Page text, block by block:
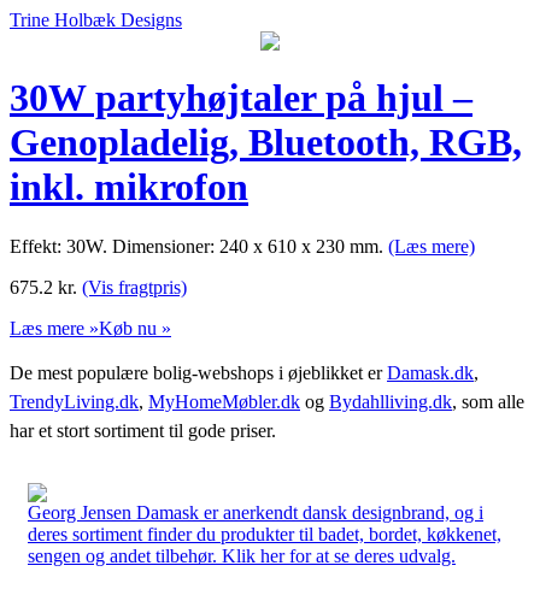
Trine Holbæk Designs
30W partyhøjtaler på hjul –
Genopladelig, Bluetooth, RGB,
inkl. mikrofon
Effekt: 30W. Dimensioner: 240 x 610 x 230 mm. (Læs mere)
675.2 kr. (Vis fragtpris)
Læs mere »Køb nu »
De mest populære bolig-webshops i øjeblikket erDamask.dk,
TrendyLiving.dk, MyHomeMøbler.dk og Bydahlliving.dk, som alle
har et stort sortiment til gode priser.
Georg Jensen Damask er anerkendt dansk designbrand, og i
deres sortiment finder du produkter til badet, bordet, køkkenet,
sengen og andet tilbehør. Klik her for at se deres udvalg.